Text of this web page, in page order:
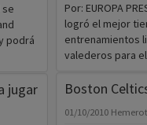
se
podrá
jugar
Por: EUROPA
logró el mejor
entrenamientos
valederos para
Boston
01/10/2010